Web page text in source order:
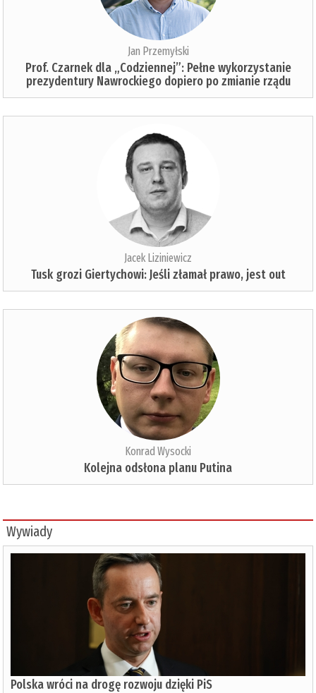
Jan Przemyłski
Prof. Czarnek dla „Codziennej”: Pełne wykorzystanie
prezydentury Nawrockiego dopiero po zmianie rządu
Jacek Liziniewicz
Tusk grozi Giertychowi: Jeśli złamał prawo, jest out
Konrad Wysocki
Kolejna odsłona planu Putina
Wywiady
Polska wróci na drogę rozwoju dzięki PiS